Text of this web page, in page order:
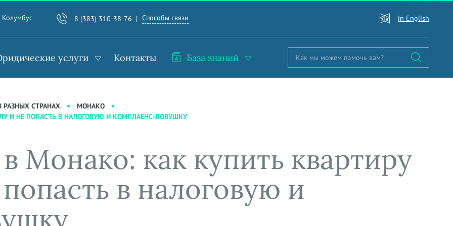
Колумбус 8 (383) 310-38-76 Способы связи in English
услуги Контакты База знаний
СТРАНАХ
МОНАКО
И НЕ ПОПАСТЬ В НАЛОГОВУЮ И КОМПЛАЕНС-ЛОВУШКУ
Монако: как купить квартиру
в налоговую и